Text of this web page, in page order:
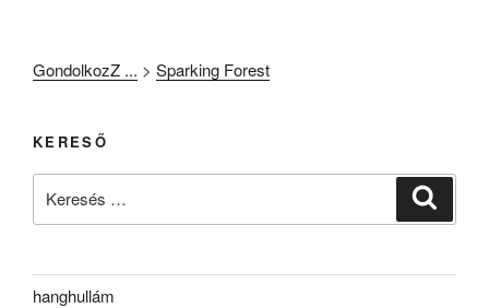
GondolkozZ ... > Sparking Forest
KERESŐ
hanghullám